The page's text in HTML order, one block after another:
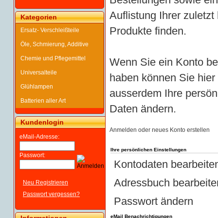
Kategorien
Ersatz- Verschleißteile
Öle, Schmierung, Additive
Chemie und Pflegemittel
Universalteile
Glühlampen
Batterien aller Art
Kundenlogin
eMail-Adresse:
Passwort:
Neu Registrieren
Passwort vergessen?
Auflistung Ihrer zuletzt
Produkte finden.
Wenn Sie ein Konto
haben können Sie hier
ausserdem Ihre
Daten ändern.
Anmelden oder neues Konto erstellen
Ihre persönlichen Einstellungen
Kontodaten
Adressbuch
Passwort ändern
eMail Benachrichtigungen